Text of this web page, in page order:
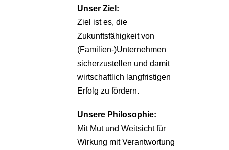
Unser Ziel:
Ziel ist es, die
Zukunftsfähigkeit von
(Familien-)Unternehmen
sicherzustellen und damit
wirtschaftlich langfristigen
Erfolg zu fördern.
Unsere Philosophie:
Mit Mut und Weitsicht für
Wirkung mit Verantwortung